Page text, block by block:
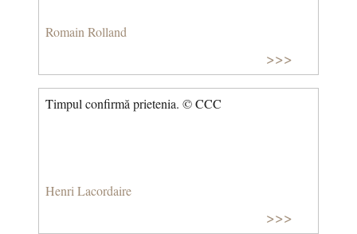
Romain Rolland
>>>
Timpul confirmă prietenia. © CCC
Henri Lacordaire
>>>